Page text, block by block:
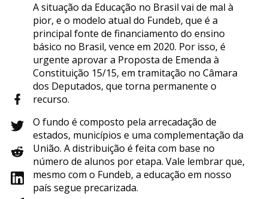
A situação da Educação no Brasil vai de mal à
pior, e o modelo atual do Fundeb, que é a
principal fonte de financiamento do ensino
básico no Brasil, vence em 2020. Por isso, é
urgente aprovar a Proposta de Emenda à
Constituição 15/15, em tramitação no Câmara
dos Deputados, que torna permanente o
recurso.
O fundo é composto pela arrecadação de
estados, municípios e uma complementação da
União. A distribuição é feita com base no
número de alunos por etapa. Vale lembrar que,
mesmo com o Fundeb, a educação em nosso
país segue precarizada.